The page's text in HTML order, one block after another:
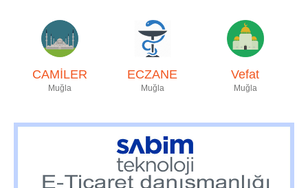
CAMİLER
Muğla
ECZANE
Muğla
Vefat
Muğla